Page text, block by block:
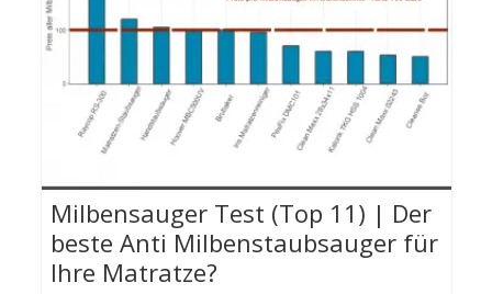
Milbensauger Test (Top 11) | Der
beste Anti Milbenstaubsauger für
Ihre Matratze?